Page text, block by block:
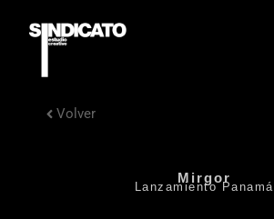
Volver
Mirgor
Lanzamiento Panamá